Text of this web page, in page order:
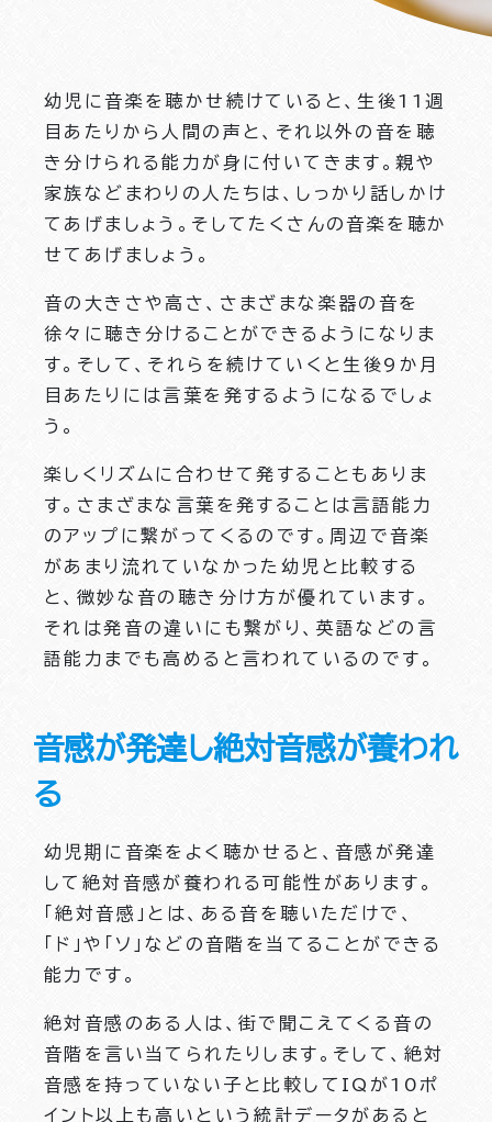
幼児に音楽を聴かせ続けていると、生後11週
目あたりから人間の声と、それ以外の音を聴
き分けられる能力が身に付いてきます。親や
家族などまわりの人たちは、しっかり話しかけ
てあげましょう。そしてたくさんの音楽を聴か
せてあげましょう。
音の大きさや高さ、さまざまな楽器の音を
徐々に聴き分けることができるようになりま
す。そして、それらを続けていくと生後9か月
目あたりには言葉を発するようになるでしょ
う。
楽しくリズムに合わせて発することもありま
す。さまざまな言葉を発することは言語能力
のアップに繋がってくるのです。周辺で音楽
があまり流れていなかった幼児と比較する
と、微妙な音の聴き分け方が優れています。
それは発音の違いにも繋がり、英語などの言
語能力までも高めると言われているのです。
音感が発達し絶対音感が養われ
る
幼児期に音楽をよく聴かせると、音感が発達
して絶対音感が養われる可能性があります。
「絶対音感」とは、ある音を聴いただけで、
「ド」や「ソ」などの音階を当てることができる
能力です。
絶対音感のある人は、街で聞こえてくる音の
音階を言い当てられたりします。そして、絶対
音感を持っていない子と比較してIQが10ポ
イント以上も高いという統計データがあると